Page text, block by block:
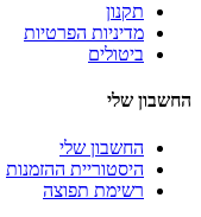
תקנון
מדיניות הפרטיות
ביטולים
החשבון שלי
החשבון שלי
היסטוריית ההזמנות
רשימת תפוצה